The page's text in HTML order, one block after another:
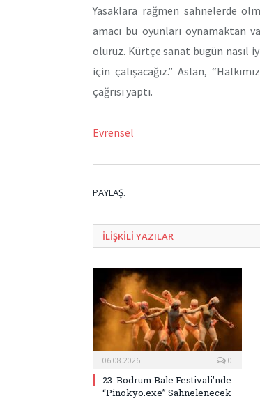
Yasaklara rağmen sahnelerde
amacı bu oyunları oynamaktan
oluruz. Kürtçe sanat bugün nasıl
için çalışacağız.” Aslan,
çağrısı yaptı.
Evrensel
PAYLAŞ.
ILIŞKILI YAZILAR
06.08.2026 0
23. Bodrum Bale Festivali’nde
“Pinokyo.exe” Sahnelenecek